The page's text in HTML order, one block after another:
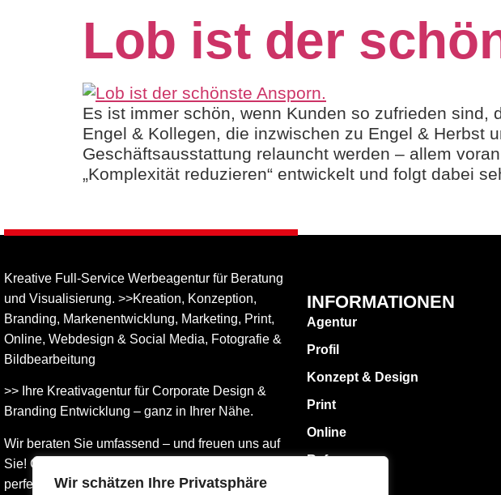
Wir schätzen Ihre Privatsphäre
Lob ist der
Es ist immer schön, wenn Kunden so zufrieden
Engel & Kollegen, die inzwischen zu Engel & Herbst
Geschäftsausstattung relauncht werden – allem
„Komplexität reduzieren“ entwickelt und folgt dabei
Kreative Full-Service Werbeagentur für Beratung
und Visualisierung. >>Kreation, Konzeption,
Branding, Markenentwicklung, Marketing, Print,
Online, Web­design & Social Media, Fotografie &
Bildbear­bei­tung
>> Ihre Kreativagentur für Corporate Design &
Branding Entwicklung – ganz in Ihrer Nähe.
Wir beraten Sie umfassend – und freuen uns auf
Sie! Gemeinsam finden wird die Werbung, die
perfekt zu Ihnen passt.
INFORMATIONEN
Agentur
Profil
Konzept & Design
Print
Online
Referenzen